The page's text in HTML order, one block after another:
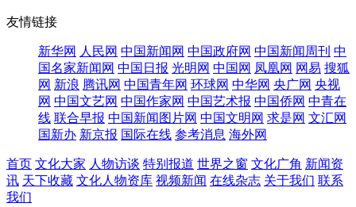
友情链接
新华网 人民网 中国新闻网 中国政府网 中国新闻周刊 中
国名家新闻网 中国日报 光明网 中国网 凤凰网 网易 搜狐
网 新浪 腾讯网 中国青年网 环球网 中华网 央广网 央视
网 中国文艺网 中国作家网 中国艺术报 中国侨网 中青在
线 联合早报 中国新闻图片网 中国文明网 求是网 文汇网
国新办 新京报 国际在线 参考消息 海外网
首页 文化大家 人物访谈 特别报道 世界之窗 文化广角 新闻资
讯 天下收藏 文化人物资库 视频新闻 在线杂志 关于我们 联系
我们